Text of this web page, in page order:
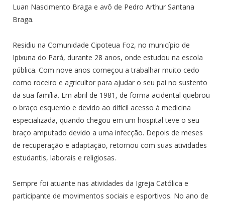
Luan Nascimento Braga e avô de Pedro Arthur Santana
Braga.
Residiu na Comunidade Cipoteua Foz, no município de
Ipixuna do Pará, durante 28 anos, onde estudou na escola
pública. Com nove anos começou a trabalhar muito cedo
como roceiro e agricultor para ajudar o seu pai no sustento
da sua família. Em abril de 1981, de forma acidental quebrou
o braço esquerdo e devido ao difícil acesso à medicina
especializada, quando chegou em um hospital teve o seu
braço amputado devido a uma infecção. Depois de meses
de recuperação e adaptação, retornou com suas atividades
estudantis, laborais e religiosas.
Sempre foi atuante nas atividades da Igreja Católica e
participante de movimentos sociais e esportivos. No ano de